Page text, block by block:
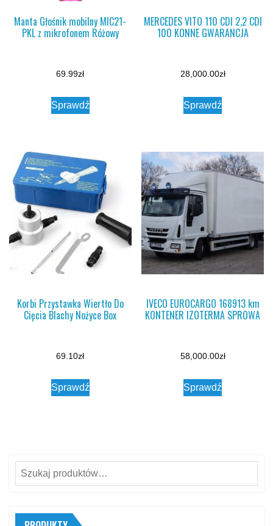
Manta Głośnik mobilny MIC21-
PKL z mikrofonem Różowy
69.99zł
Sprawdź
MERCEDES VITO 110 CDI 2,2 CDI
100 KONNE GWARANCJA
28,000.00zł
Sprawdź
Korbi Przystawka Wiertło Do
Cięcia Blachy Nożyce Box
69.10zł
Sprawdź
IVECO EUROCARGO 168913 km
KONTENER IZOTERMA SPROWA
58,000.00zł
Sprawdź
Szukaj: